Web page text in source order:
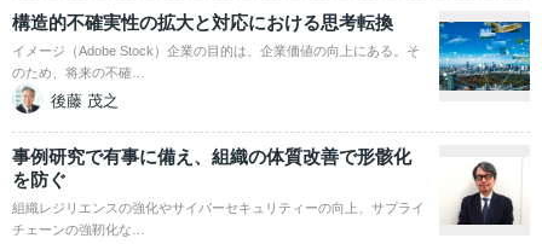
構造的不確実性の拡大と対応における思考転換
イメージ（Adobe Stock）企業の目的は、企業価値の向上にある。そ
のため、将来の不確…
後藤 茂之
事例研究で有事に備え、組織の体質改善で形骸化
を防ぐ
組織レジリエンスの強化やサイバーセキュリティーの向上、サプライ
チェーンの強靭化な…